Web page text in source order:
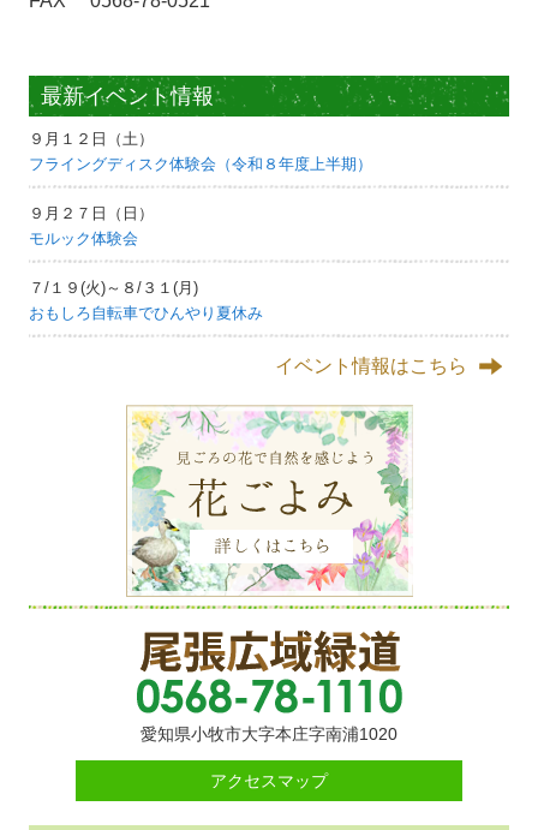
最新イベント情報
９月１２日（土）
フライングディスク体験会（令和８年度上半期）
９月２７日（日）
モルック体験会
７/１９(火)～８/３１(月)
おもしろ自転車でひんやり夏休み
イベント情報はこちら
愛知県小牧市大字本庄字南浦1020
アクセスマップ